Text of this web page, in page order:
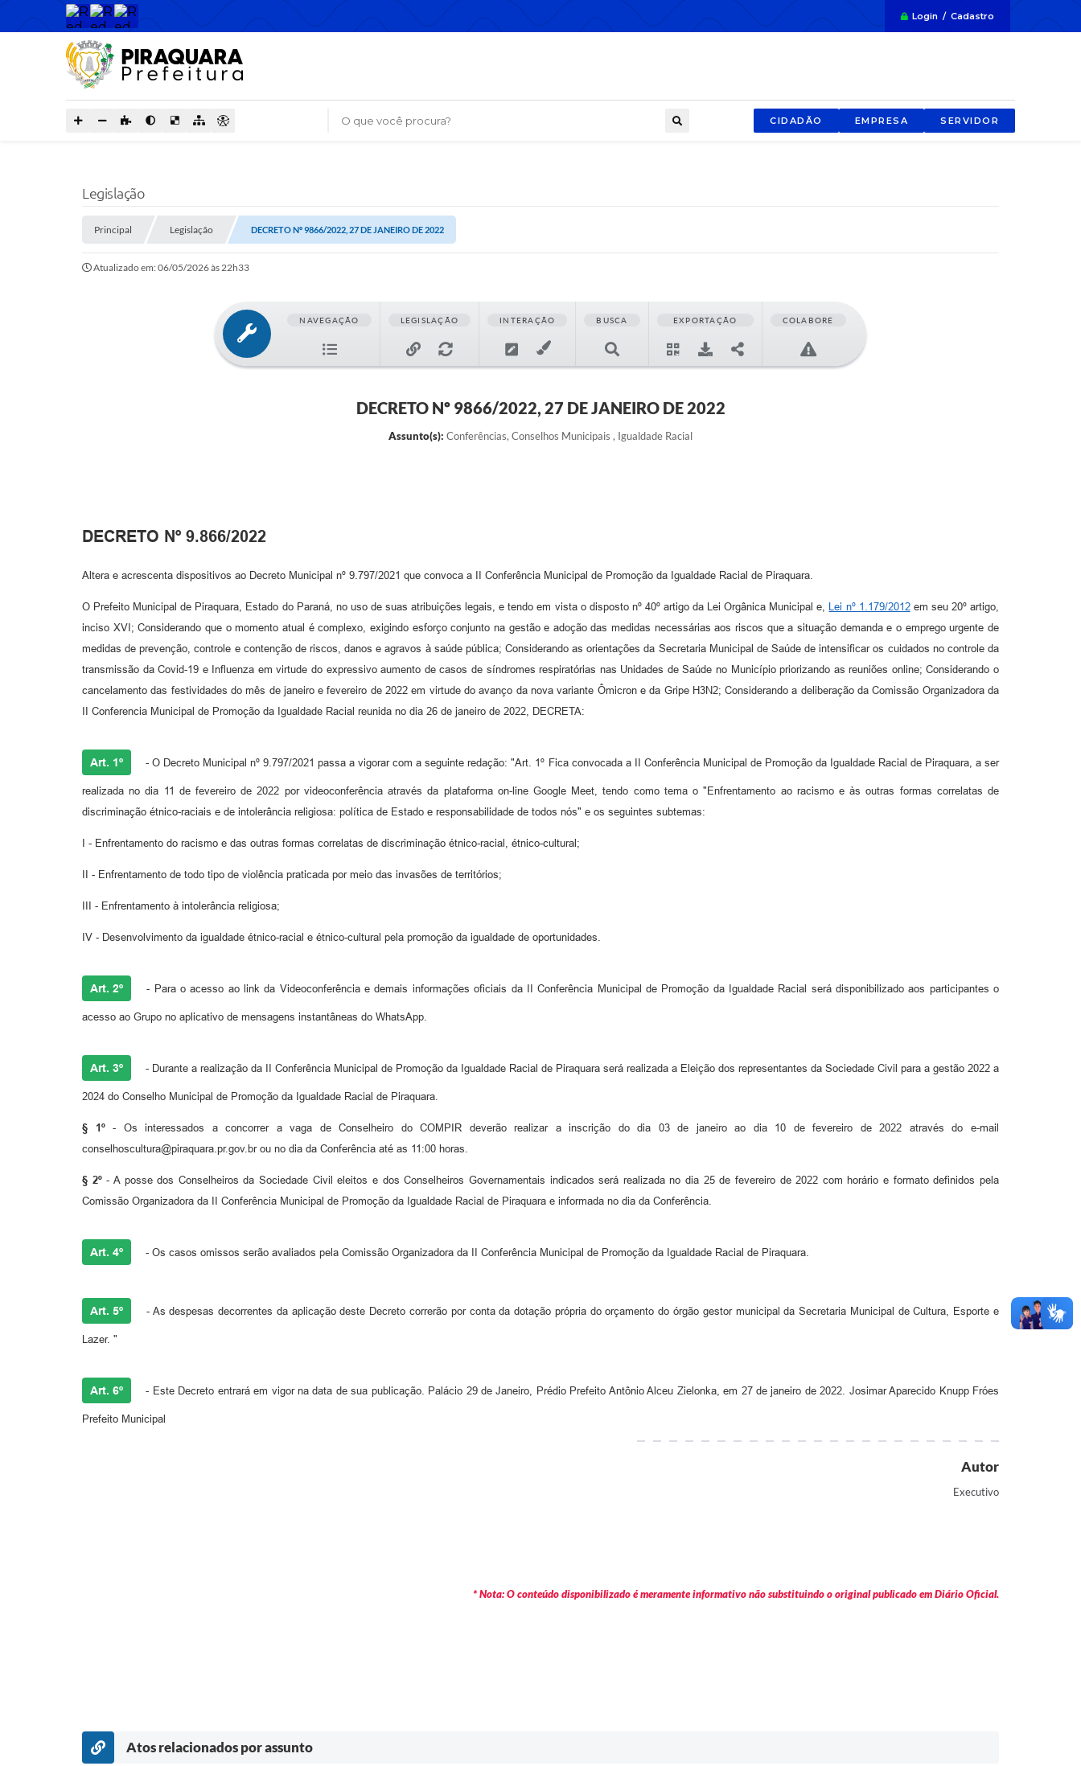
Login / Cadastro
O que você procura? CIDADÃO EMPRESA SERVIDOR
Legislação
Principal Legislação DECRETO Nº 9866/2022, 27 DE JANEIRO DE 2022
Atualizado em: 06/05/2026 às 22h33
NAVEGAÇÃO LEGISLAÇÃO INTERAÇÃO BUSCA EXPORTAÇÃO COLABORE
DECRETO Nº 9866/2022, 27 DE JANEIRO DE 2022
Assunto(s): Conferências, Conselhos Municipais , Igualdade Racial
DECRETO Nº 9.866/2022
Altera e acrescenta dispositivos ao Decreto Municipal nº 9.797/2021 que convoca a II Conferência Municipal de Promoção da Igualdade Racial de Piraquara.
O Prefeito Municipal de Piraquara, Estado do Paraná, no uso de suas atribuições legais, e tendo em vista o disposto nº 40º artigo da Lei Orgânica Municipal e, Lei nº 1.179/2012em seu 20º artigo,
inciso XVI; Considerando que o momento atual é complexo, exigindo esforço conjunto na gestão e adoção das medidas necessárias aos riscos que a situação demanda e o emprego urgente de
medidas de prevenção, controle e contenção de riscos, danos e agravos à saúde pública; Considerando as orientações da Secretaria Municipal de Saúde de intensificar os cuidados no controle da
transmissão da Covid-19 e Influenza em virtude do expressivo aumento de casos de síndromes respiratórias nas Unidades de Saúde no Município priorizando as reuniões online; Considerando o
cancelamento das festividades do mês de janeiro e fevereiro de 2022 em virtude do avanço da nova variante Ômicron e da Gripe H3N2; Considerando a deliberação da Comissão Organizadora da
II Conferencia Municipal de Promoção da Igualdade Racial reunida no dia 26 de janeiro de 2022, DECRETA:
Art. 1º - O Decreto Municipal nº 9.797/2021 passa a vigorar com a seguinte redação: "Art. 1º Fica convocada a II Conferência Municipal de Promoção da Igualdade Racial de Piraquara, a ser
realizada no dia 11 de fevereiro de 2022 por videoconferência através da plataforma on-line Google Meet, tendo como tema o "Enfrentamento ao racismo e às outras formas correlatas de
discriminação étnico-raciais e de intolerância religiosa: política de Estado e responsabilidade de todos nós" e os seguintes subtemas:
I - Enfrentamento do racismo e das outras formas correlatas de discriminação étnico-racial, étnico-cultural;
II - Enfrentamento de todo tipo de violência praticada por meio das invasões de territórios;
III - Enfrentamento à intolerância religiosa;
IV - Desenvolvimento da igualdade étnico-racial e étnico-cultural pela promoção da igualdade de oportunidades.
Art. 2º - Para o acesso ao link da Videoconferência e demais informações oficiais da II Conferência Municipal de Promoção da Igualdade Racial será disponibilizado aos participantes o
acesso ao Grupo no aplicativo de mensagens instantâneas do WhatsApp.
Art. 3º - Durante a realização da II Conferência Municipal de Promoção da Igualdade Racial de Piraquara será realizada a Eleição dos representantes da Sociedade Civil para a gestão 2022 a
2024 do Conselho Municipal de Promoção da Igualdade Racial de Piraquara.
§ 1º- Os interessados a concorrer a vaga de Conselheiro do COMPIR deverão realizar a inscrição do dia 03 de janeiro ao dia 10 de fevereiro de 2022 através do e-mail
conselhoscultura@piraquara.pr.gov.br ou no dia da Conferência até as 11:00 horas.
§ 2º- A posse dos Conselheiros da Sociedade Civil eleitos e dos Conselheiros Governamentais indicados será realizada no dia 25 de fevereiro de 2022 com horário e formato definidos pela
Comissão Organizadora da II Conferência Municipal de Promoção da Igualdade Racial de Piraquara e informada no dia da Conferência.
Art. 4º - Os casos omissos serão avaliados pela Comissão Organizadora da II Conferência Municipal de Promoção da Igualdade Racial de Piraquara.
Art. 5º - As despesas decorrentes da aplicação deste Decreto correrão por conta da dotação própria do orçamento do órgão gestor municipal da Secretaria Municipal de Cultura, Esporte e
Lazer. "
Art. 6º - Este Decreto entrará em vigor na data de sua publicação. Palácio 29 de Janeiro, Prédio Prefeito Antônio Alceu Zielonka, em 27 de janeiro de 2022. Josimar Aparecido Knupp Fróes
Prefeito Municipal
Autor
Executivo
* Nota: O conteúdo disponibilizado é meramente informativo não substituindo o original publicado em Diário Oficial.
Atos relacionados por assunto